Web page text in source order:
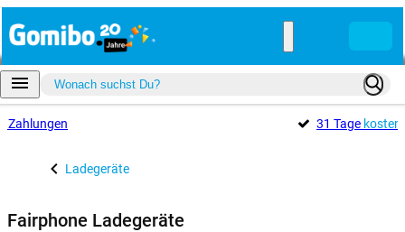
Zahlungen 31 Tage
Ladegeräte
Fairphone Ladegeräte